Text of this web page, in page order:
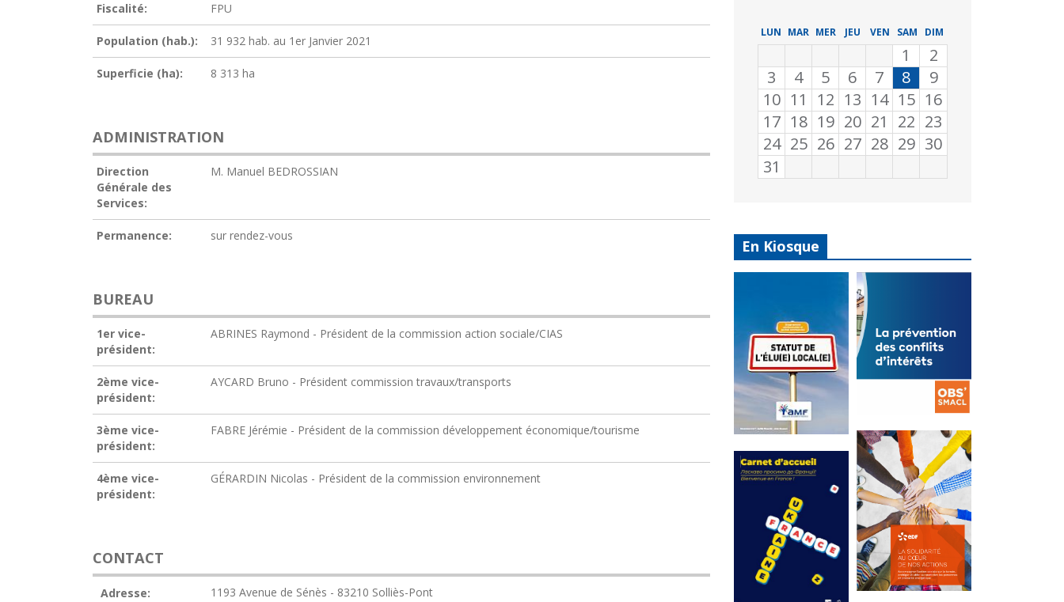
Fiscalité: FPU
Population (hab.): 31 932 hab. au 1er Janvier 2021
Superficie (ha): 8 313 ha
ADMINISTRATION
Direction
Générale des
Services:
M. Manuel BEDROSSIAN
Permanence: sur rendez-vous
BUREAU
1er vice-
président:
ABRINES Raymond - Président de la commission action sociale/CIAS
2ème vice-
président:
AYCARD Bruno - Président commission travaux/transports
3ème vice-
président:
FABRE Jérémie - Président de la commission développement économique/tourisme
4ème vice-
président:
GÉRARDIN Nicolas - Président de la commission environnement
CONTACT
Adresse: 1193 Avenue de Sénès - 83210 Solliès-Pont
LUN MAR MER JEU VEN SAM DIM
1
2
3
4 5 6 7 8
9
10 11 12 13 14 15 16
17 18 19 20 21 22 23
24 25 26 27 28 29 30
31
En Kiosque
Statut de
l’élu local
Mise à jour avril
2024
FEUILLETER
La
prévention
des conflits
d’intérêts
18 septembre 2023
FEUILLETER